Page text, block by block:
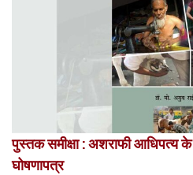
पुस्तक समीक्षा : अशराफी आधिपत्य
घोषणापत्र